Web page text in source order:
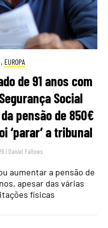
, EUROPA
de 91 anos com
Social
pensão de 850€
‘parar’ a tribunal
| Daniel Fallows
aumentar a pensão de
apesar das várias
físicas